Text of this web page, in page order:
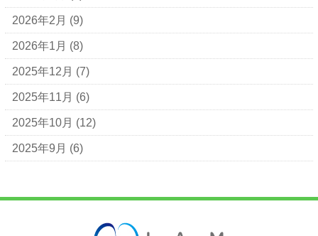
2026年2月 (9)
2026年1月 (8)
2025年12月 (7)
2025年11月 (6)
2025年10月 (12)
2025年9月 (6)